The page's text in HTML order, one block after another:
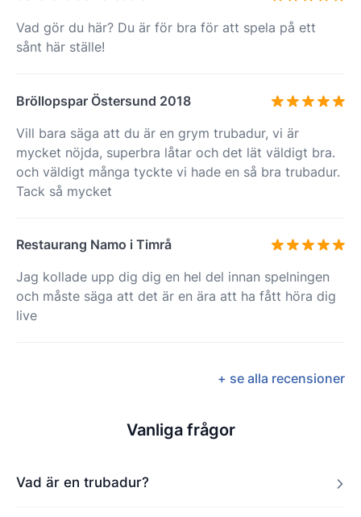
Vad gör du här? Du är för bra för att spela på ett
sånt här ställe!
Bröllopspar Östersund 2018
Vill bara säga att du är en grym trubadur, vi är
mycket nöjda, superbra låtar och det lät väldigt bra.
och väldigt många tyckte vi hade en så bra trubadur.
Tack så mycket
Restaurang Namo i Timrå
Jag kollade upp dig dig en hel del innan spelningen
och måste säga att det är en ära att ha fått höra dig
live
+ se alla recensioner
Vanliga frågor
Vad är en trubadur?